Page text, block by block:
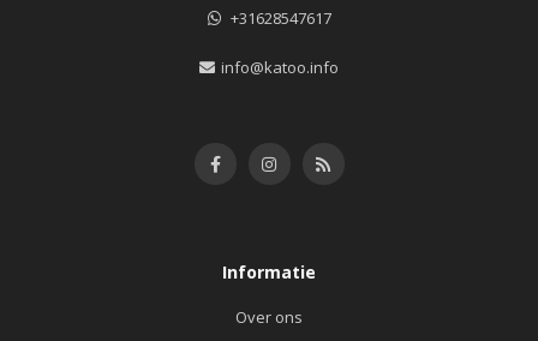
+31628547617
info@katoo.info
Informatie
Over ons